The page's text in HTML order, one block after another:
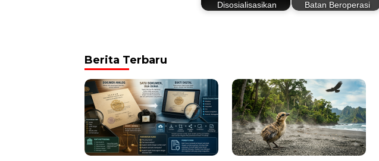
Disosialisasikan
Batan Beroperasi
Berita Terbaru